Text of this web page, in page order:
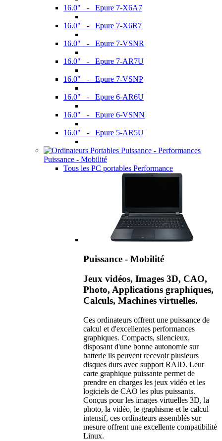
16.0" - Epure 7-X6A7
16.0" - Epure 7-X6R7
16.0" - Epure 7-VSNR
16.0" - Epure 7-AR7U
16.0" - Epure 7-VSNP
16.0" - Epure 6-AR6U
16.0" - Epure 6-VSNN
16.0" - Epure 5-AR5U
Puissance - Mobilité
Tous les PC portables Performance
Puissance - Mobilité
Jeux vidéos, Images 3D, CAO,
Photo, Applications graphiques,
Calculs, Machines virtuelles.
Ces ordinateurs offrent une puissance de
calcul et d'excellentes performances
graphiques. Compacts, silencieux,
disposant d'une bonne autonomie sur
batterie ils peuvent recevoir plusieurs
disques durs avec support RAID. Leur
carte graphique puissante permet de
prendre en charges les jeux vidéo et les
logiciels de CAO les plus puissants.
Conçus pour les images virtuelles 3D, la
photo, la vidéo, le graphisme et le calcul
intensif, ces ordinateurs assemblés sur
mesure offrent une excellente compatibilité
Linux.